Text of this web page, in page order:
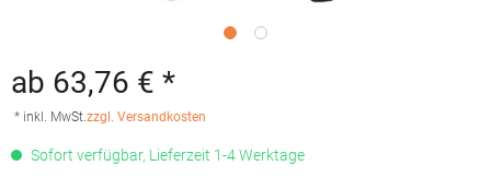
ab 63,76 € *
* inkl. MwSt.zzgl. Versandkosten
Sofort verfügbar, Lieferzeit 1-4 Werktage